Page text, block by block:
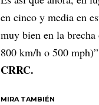
en cinco y media en
muy bien en la
800 km/h o 500
CRRC.
MIRA TAMBIÉN